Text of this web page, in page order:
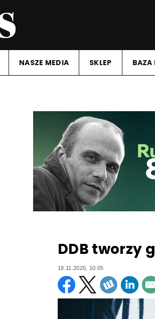
NASZE MEDIA SKLEP BAZA
DDB tworzy
18.11.2020, 10:05